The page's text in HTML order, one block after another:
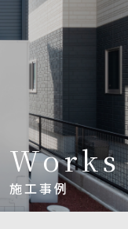
Works
施工事例